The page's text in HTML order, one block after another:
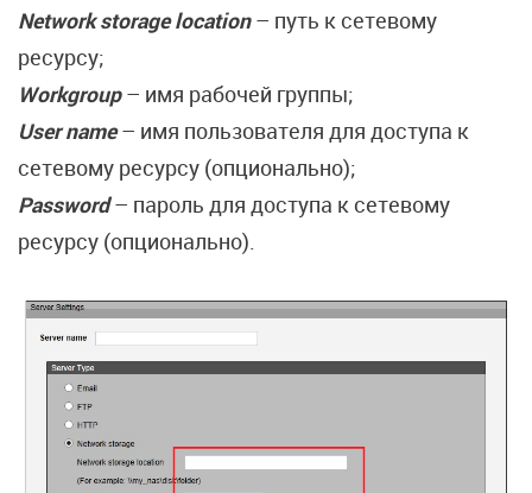
Network storage location– путь к сетевому
ресурсу;
Workgroup– имя рабочей группы;
User name– имя пользователя для доступа к
сетевому ресурсу (опционально);
Password– пароль для доступа к сетевому
ресурсу (опционально).